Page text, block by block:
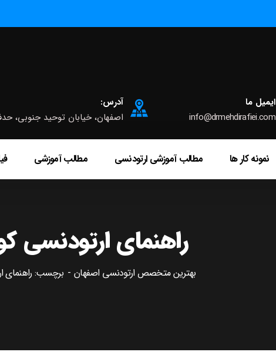
ایمیل ما
info@drmehdirafiei.com
آدرس:
اصفهان، خیابان توحید جنوبی،
نمونه کار ها مطالب آموزشی ارتودنسی مطالب آموزشی
راهنمای ارتودنسی
بهترین متخصص ارتودنسی اصفهان برچسب: راهنمای